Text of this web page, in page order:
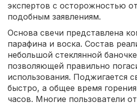
экспертов с осторожностью
подобным заявлениям.
Основа свечи представлена
парафина и воска. Состав
небольшой стеклянной
позволяющей правильно
использования. Поджигается
быстро, а общее время горения
часов. Многие пользователи